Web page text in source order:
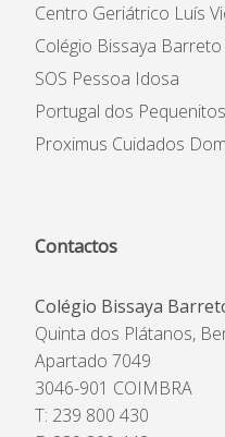
Centro Geriátrico Luís
Colégio Bissaya Barreto
SOS Pessoa Idosa
Portugal dos Pequenitos
Proximus Cuidados
Contactos
Colégio Bissaya
Quinta dos Plátanos,
Apartado 7049
3046-901 COIMBRA
T: 239 800 430